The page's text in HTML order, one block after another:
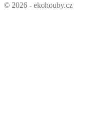
© 2026 - ekohouby.cz